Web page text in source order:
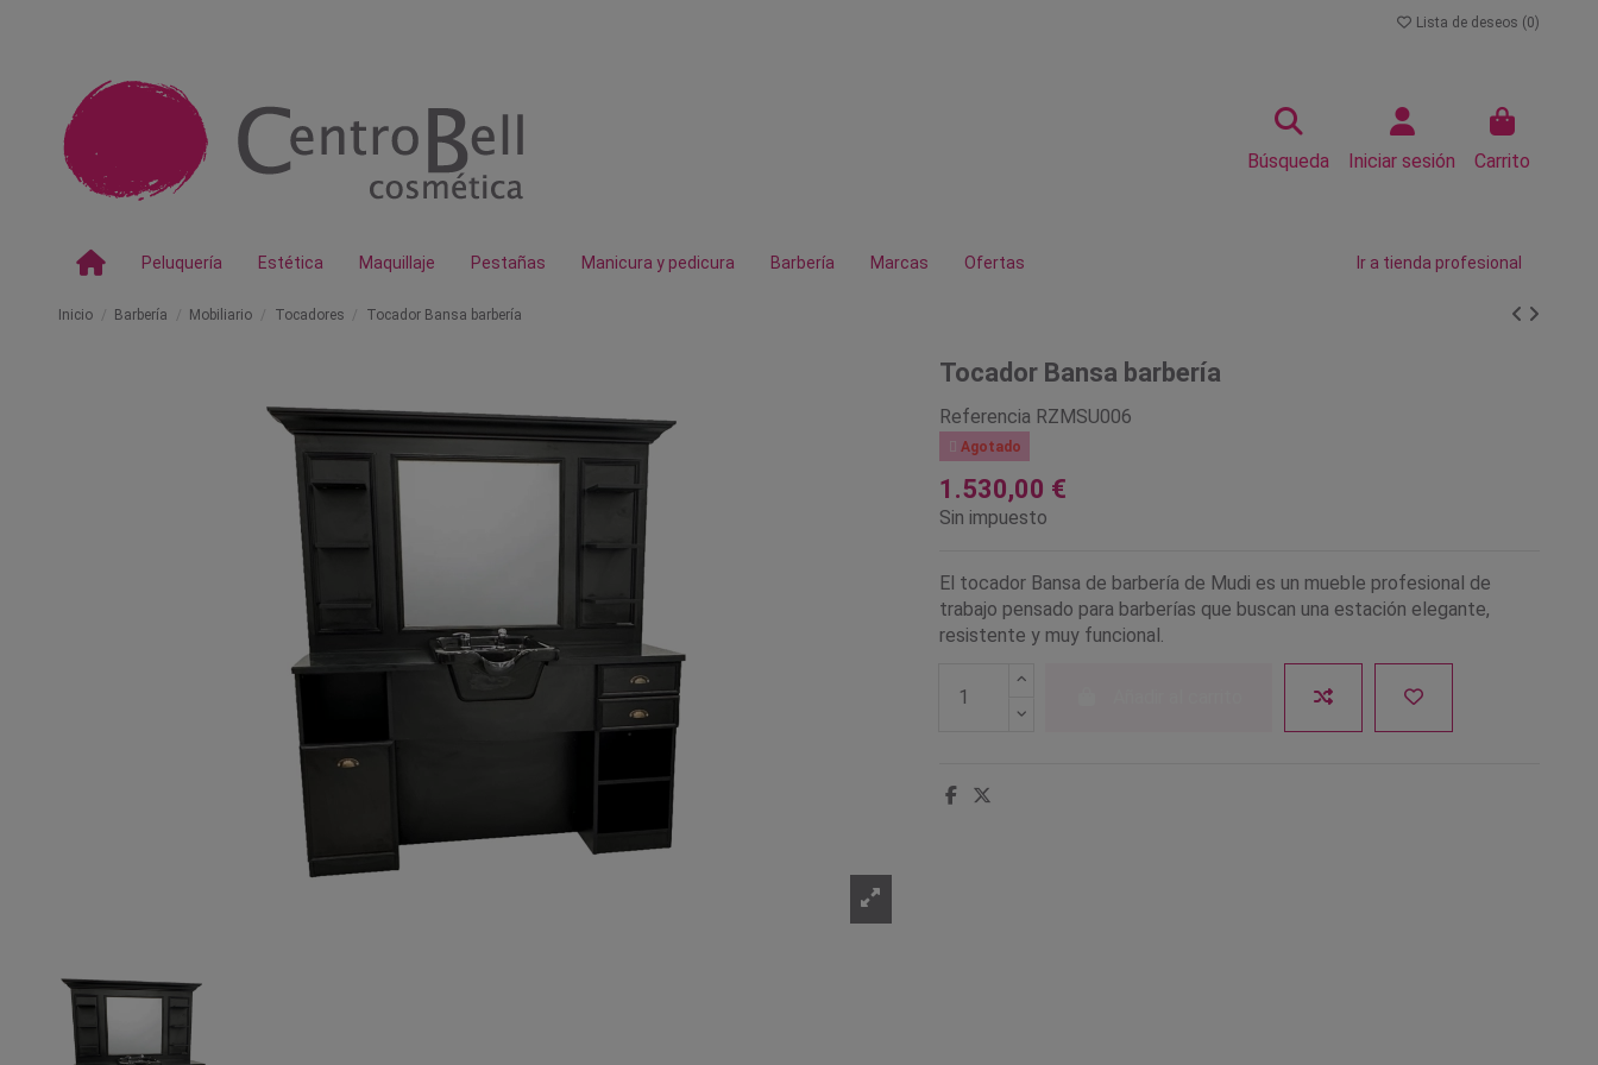
Lista de deseos (0)
Búsqueda Iniciar sesión Carrito
Peluquería Estética Maquillaje Pestañas Manicura y pedicura Barbería Marcas Ofertas Ir a tienda profesional
Inicio Barbería Mobiliario Tocadores Tocador Bansa barbería
Tocador Bansa barbería
Referencia RZMSU006
Agotado
1.530,00 €
Sin impuesto
El tocador Bansa de barbería de Mudi es un mueble profesional de
trabajo pensado para barberías que buscan una estación elegante,
resistente y muy funcional.